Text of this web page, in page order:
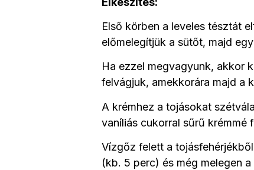
Első körben a leveles tésztát
előmelegítjük a sütőt, majd
Ha ezzel megvagyunk, akkor
felvágjuk, amekkorára majd a
A krémhez a tojásokat
vaníliás cukorral sűrű krémmé
Vízgőz felett a
(kb. 5 perc) és még melegen